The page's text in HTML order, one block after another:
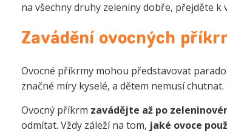
na všechny druhy zeleniny dobře, přejděte k
Zavádění ovocných
Ovocné příkrmy mohou představovat
značné míry kyselé, a dětem nemusí
Ovocný příkrm zavádějte až po
odmítat. Vždy záleží na tom, jaké ovoce